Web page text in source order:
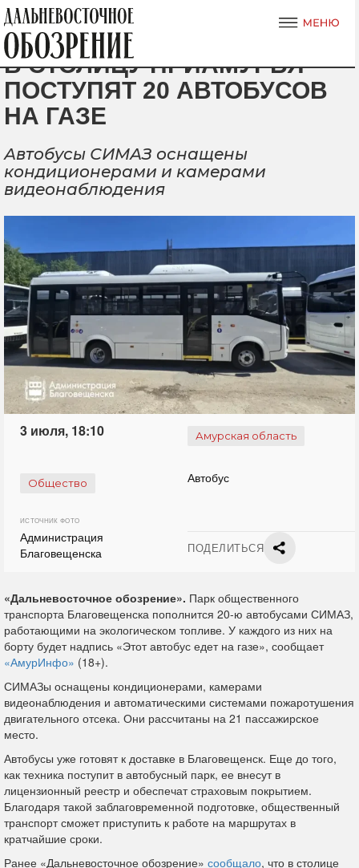
В СТОЛИЦУ ПРИАМУРЬЯ
ПОСТУПЯТ 20 АВТОБУСОВ
НА ГАЗЕ
Автобусы СИМАЗ оснащены
кондиционерами и камерами
видеонаблюдения
3 июля, 18:10 Амурская область
Общество Автобус
ИСТОЧНИК ФОТО
Администрация
Благовещенска
ПОДЕЛИТЬСЯ
«Дальневосточное обозрение». Парк общественного
транспорта Благовещенска пополнится 20-ю автобусами СИМАЗ,
работающими на экологическом топливе. У каждого из них на
борту будет надпись «Этот автобус едет на газе», сообщает
«АмурИнфо» (18+).
СИМАЗы оснащены кондиционерами, камерами
видеонаблюдения и автоматическими системами пожаротушения
двигательного отсека. Они рассчитаны на 21 пассажирское
место.
Автобусы уже готовят к доставке в Благовещенск. Еще до того,
как техника поступит в автобусный парк, ее внесут в
лицензионный реестр и обеспечат страховым покрытием.
Благодаря такой заблаговременной подготовке, общественный
транспорт сможет приступить к работе на маршрутах в
кратчайшие сроки.
Ранее «Дальневосточное обозрение» сообщало, что в столице